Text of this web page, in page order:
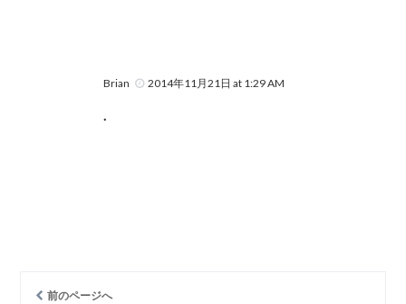
Brian 2014年11月21日 at 1:29 AM
.
前のページへ